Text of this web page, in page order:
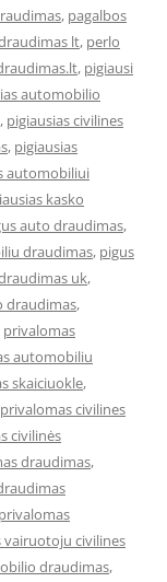
, pagalbos
lt, perlo
, pigiausi
automobilio
, pigiausias civilines
, pigiausias
automobiliui
kasko
auto draudimas,
draudimas, pigus
uk,
draudimas,
privalomas
automobiliu
skaiciuokle,
privalomas civilines
civilinės
draudimas,
privalomas
vairuotoju civilines
draudimas,